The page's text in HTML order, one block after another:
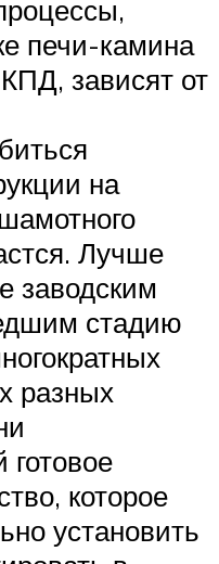
печи-камина
зависят от
на
Лучше
заводским
стадию
разных
готовое
которое
установить